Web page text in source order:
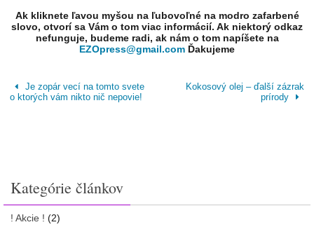
Ak kliknete ľavou myšou na ľubovoľné na modro zafarbené
slovo, otvorí sa Vám o tom viac informácií. Ak niektorý odkaz
nefunguje, budeme radi, ak nám o tom napíšete na
EZOpress@gmail.com Ďakujeme
Je zopár vecí na tomto svete
o ktorých vám nikto nič nepovie!
Kokosový olej – ďalší zázrak
prírody
Kategórie článkov
! Akcie ! (2)